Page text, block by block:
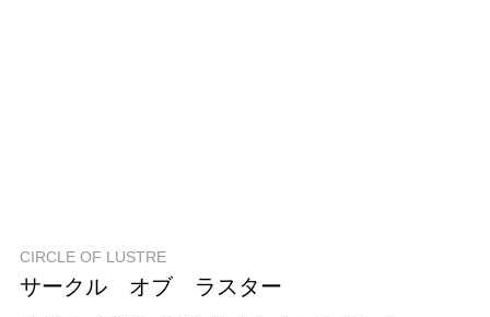
CIRCLE OF LUSTRE
サークル オブ ラスター